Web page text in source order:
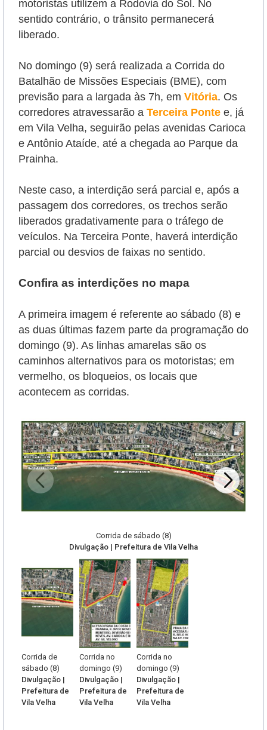
motoristas utilizem a Rodovia do Sol. No
sentido contrário, o trânsito permanecerá
liberado.
No domingo (9) será realizada a Corrida do
Batalhão de Missões Especiais (BME), com
previsão para a largada às 7h, em Vitória. Os
corredores atravessarão a Terceira Ponte e, já
em Vila Velha, seguirão pelas avenidas Carioca
e Antônio Ataíde, até a chegada ao Parque da
Prainha.
Neste caso, a interdição será parcial e, após a
passagem dos corredores, os trechos serão
liberados gradativamente para o tráfego de
veículos. Na Terceira Ponte, haverá interdição
parcial ou desvios de faixas no sentido.
Confira as interdições no mapa
A primeira imagem é referente ao sábado (8) e
as duas últimas fazem parte da programação do
domingo (9). As linhas amarelas são os
caminhos alternativos para os motoristas; em
vermelho, os bloqueios, os locais que
acontecem as corridas.
Corrida de sábado (8)
Divulgação | Prefeitura de Vila Velha
Corrida de
sábado (8)
Divulgação |
Prefeitura de
Vila Velha
Corrida no
domingo (9)
Divulgação |
Prefeitura de
Vila Velha
Corrida no
domingo (9)
Divulgação |
Prefeitura de
Vila Velha